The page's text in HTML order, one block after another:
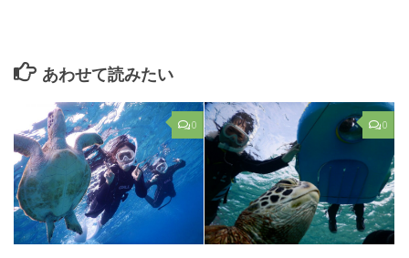
あわせて読みたい
0 0